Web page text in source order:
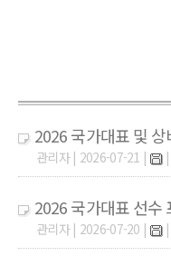
2026 국가대표 및
관리자 | 2026-07-21 | |
2026 국가대표 선수
관리자 | 2026-07-20 | |